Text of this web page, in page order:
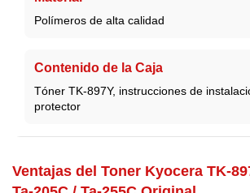
Polímeros de alta calidad
Contenido de la Caja
Tóner TK-897Y, instrucciones de
protector
Ventajas del Toner Kyocera TK-